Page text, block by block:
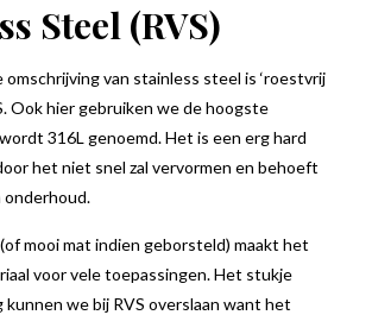
Steel (RVS)
omschrijving van stainless steel is ‘roestvrij
Ook hier gebruiken we de hoogste
316L genoemd. Het is een erg hard
het niet snel zal vervormen en behoeft
mooi mat indien geborsteld) maakt het
voor vele toepassingen. Het stukje
kunnen we bij RVS overslaan want het